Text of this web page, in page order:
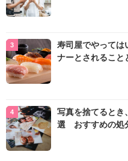
寿司屋でやって
ナーとされること
写真を捨てるとき
選 おすすめの処